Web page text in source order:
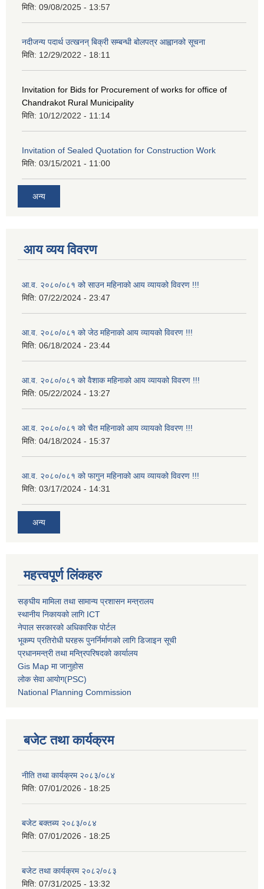
मिति: 09/08/2025 - 13:57
नदीजन्य पदार्थ उत्खनन् बिक्री सम्बन्धी बोलपत्र आह्वानको सूचना
मिति: 12/29/2022 - 18:11
Invitation for Bids for Procurement of works for office of
Chandrakot Rural Municipality
मिति: 10/12/2022 - 11:14
Invitation of Sealed Quotation for Construction Work
मिति: 03/15/2021 - 11:00
अन्य
आय व्यय विवरण
आ.व. २०८०/०८१ को साउन महिनाको आय व्यायको विवरण !!!
मिति: 07/22/2024 - 23:47
आ.व. २०८०/०८१ को जेठ महिनाको आय व्यायको विवरण !!!
मिति: 06/18/2024 - 23:44
आ.व. २०८०/०८१ को वैशाक महिनाको आय व्यायको विवरण !!!
मिति: 05/22/2024 - 13:27
आ.व. २०८०/०८१ को चैत महिनाको आय व्यायको विवरण !!!
मिति: 04/18/2024 - 15:37
आ.व. २०८०/०८१ को फागुन महिनाको आय व्यायको विवरण !!!
मिति: 03/17/2024 - 14:31
अन्य
महत्त्वपूर्ण लिंकहरु
सङ्घीय मामिला तथा सामान्य प्रशासन मन्त्रालय
स्थानीय निकायको लागि ICT
नेपाल सरकारको अधिकारिक पोर्टल
भूकम्प प्रतिरोधी घरहरू पुनर्निर्माणको लागि डिजाइन सूची
प्रधानमन्त्री तथा मन्त्रिपरिषदको कार्यालय
Gis Map मा जानुहोस
लोक सेवा आयोग(PSC)
National Planning Commission
बजेट तथा कार्यक्रम
नीति तथा कार्यक्रम २०८३/०८४
मिति: 07/01/2026 - 18:25
बजेट बक्तब्य २०८३/०८४
मिति: 07/01/2026 - 18:25
बजेट तथा कार्यक्रम २०८२/०८३
मिति: 07/31/2025 - 13:32